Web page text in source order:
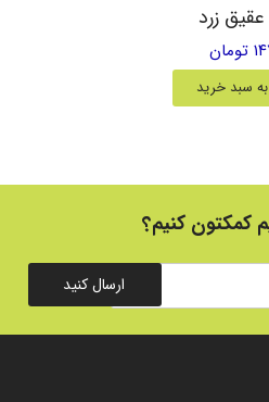
زرد
سبد خرید
کمکتون کنیم؟
ارسال کنید